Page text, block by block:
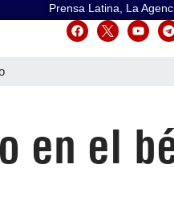
Prensa Latina, La
en el